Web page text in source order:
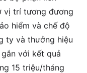
vị trí tương đương
hiểm và chế độ
ty và thưởng hiệu
với kết quả
15 triệu/tháng